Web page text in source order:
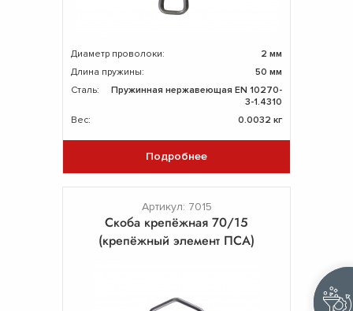
Диаметр проволоки:
2 мм
Длина пружины:
50 мм
Сталь:
Пружинная нержавеющая EN 10270-
3-1.4310
Вес:
0.0032 кг
Подробнее
Артикул: 7015
Скоба крепёжная 70/15
(крепёжный элемент ПСА)